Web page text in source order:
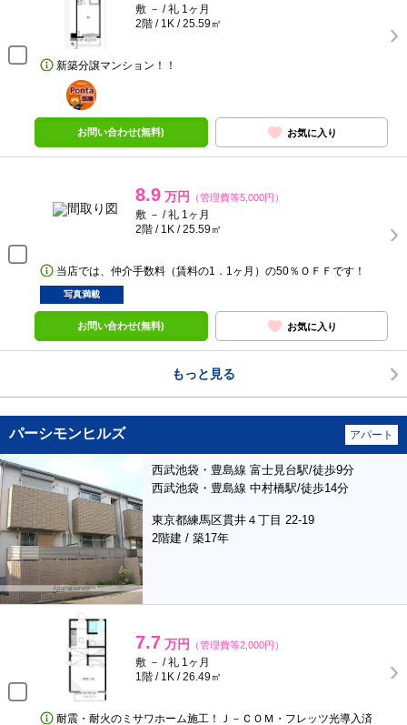
敷 － / 礼 1ヶ月
2階 / 1K / 25.59㎡
新築分譲マンション！！
ポンタ
部屋
お問い合わせ(無料) お気に入り
8.9 万円 （管理費等5,000円）
敷 － / 礼 1ヶ月
2階 / 1K / 25.59㎡
当店では、仲介手数料（賃料の1．1ヶ月）の50％ＯＦＦです！
写真満載
お問い合わせ(無料) お気に入り
もっと見る
パーシモンヒルズ アパート
西武池袋・豊島線 富士見台駅/徒歩9分
西武池袋・豊島線 中村橋駅/徒歩14分
東京都練馬区貫井４丁目 22-19
2階建 / 築17年
7.7 万円 （管理費等2,000円）
敷 － / 礼 1ヶ月
1階 / 1K / 26.49㎡
耐震・耐火のミサワホーム施工！Ｊ－ＣＯＭ・フレッツ光導入済